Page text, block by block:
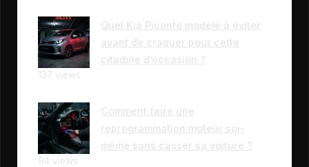
Quel Kia Picanto modèle à éviter
avant de craquer pour cette
citadine d’occasion ?
137 views
Comment faire une
reprogrammation moteur soi-
même sans casser sa voiture ?
94 views